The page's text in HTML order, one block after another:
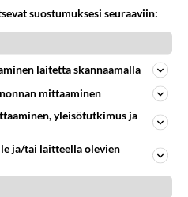
hyvin
julkkisjuorut
316
Martina Aitolehti on seurattu julkisuuden henkilö. Lähipiiriin mahtuu muitakin tunnettuja henkilöitä. Tiesitkö, että Ma
31
Näin tekisi ainakin Rydman seuratessaan idolinsa Trumpin mallia https://www.is.fi/politiikka/art-2000012187244.html
465
979
suostumuksesi seuraaviin:
laitetta skannaamalla
mittaaminen
yleisötutkimus ja
ja/tai laitteella olevien